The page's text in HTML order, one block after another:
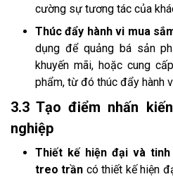
cường sự tương tác của
Thúc đẩy hành vi mua
dụng để quảng bá sản
khuyến mãi, hoặc cung
phẩm, từ đó thúc đẩy hành
3.3 Tạo điểm nhấn
nghiệp
Thiết kế hiện đại và
treo trần có thiết kế hiện